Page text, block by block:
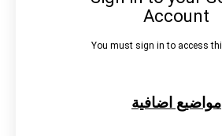
مواضيع اضافية